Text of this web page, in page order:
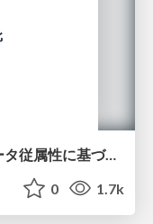
データベース12: 正規化(2/2) - データ従属性に基づく正規化
0 1.7k